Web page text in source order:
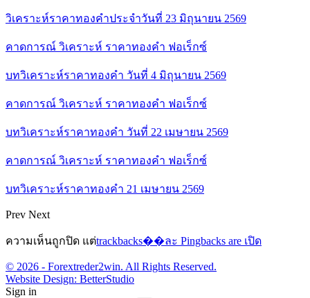
วิเคราะห์ราคาทองคำประจำวันที่ 23 มิถุนายน 2569
คาดการณ์ วิเคราะห์ ราคาทองคำ ฟอเร็กซ์
บทวิเคราะห์ราคาทองคำ วันที่ 4 มิถุนายน 2569
คาดการณ์ วิเคราะห์ ราคาทองคำ ฟอเร็กซ์
บทวิเคราะห์ราคาทองคำ วันที่ 22 เมษายน 2569
คาดการณ์ วิเคราะห์ ราคาทองคำ ฟอเร็กซ์
บทวิเคราะห์ราคาทองคำ 21 เมษายน 2569
Prev Next
ความเห็นถูกปิด แต่trackbacks��ละ Pingbacks are เปิด
© 2026 - Forextreder2win. All Rights Reserved.
Website Design: BetterStudio
Sign in